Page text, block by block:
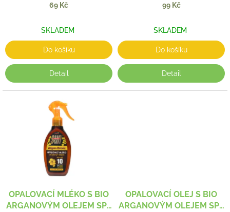
0 100 ML
69 Kč
SKLADEM
Do košíku
Detail
6 100 ML
99 Kč
SKLADEM
Do košíku
Detail
OPALOVACÍ MLÉKO S BIO
ARGANOVÝM OLEJEM SPF
OPALOVACÍ OLEJ S BIO
ARGANOVÝM OLEJEM SPF